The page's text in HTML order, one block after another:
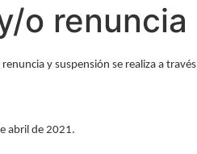
o renuncia
y suspensión se realiza a través
abril de 2021.